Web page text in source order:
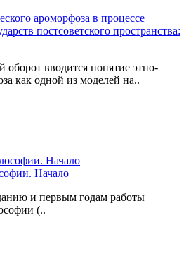
ароморфоза в процессе
постсоветского пространства:
вводится понятие этно-
как одной из моделей на..
Начало
и первым годам работы
(..